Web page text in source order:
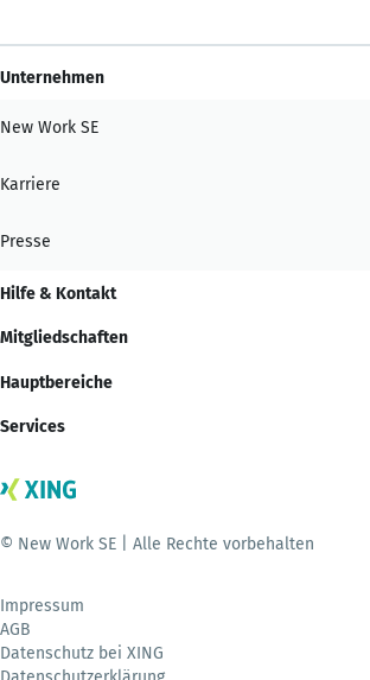
Unternehmen
New Work SE
Karriere
Presse
Hilfe & Kontakt
Mitgliedschaften
Hauptbereiche
Services
© New Work SE | Alle Rechte vorbehalten
Impressum
AGB
Datenschutz bei XING